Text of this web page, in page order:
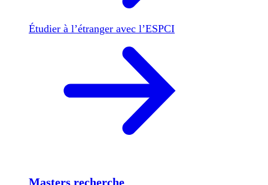
Étudier à l’étranger avec l’ESPCI
Masters recherche